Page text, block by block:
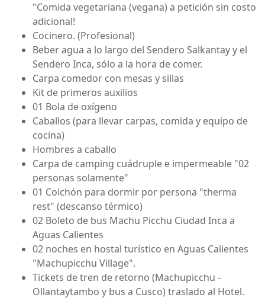
"Comida vegetariana (vegana) a petición sin costo
adicional!
Cocinero. (Profesional)
Beber agua a lo largo del Sendero Salkantay y el
Sendero Inca, sólo a la hora de comer.
Carpa comedor con mesas y sillas
Kit de primeros auxilios
01 Bola de oxígeno
Caballos (para llevar carpas, comida y equipo de
cocina)
Hombres a caballo
Carpa de camping cuádruple e impermeable "02
personas solamente"
01 Colchón para dormir por persona "therma
rest" (descanso térmico)
02 Boleto de bus Machu Picchu Ciudad Inca a
Aguas Calientes
02 noches en hostal turístico en Aguas Calientes
"Machupicchu Village".
Tickets de tren de retorno (Machupicchu -
Ollantaytambo y bus a Cusco) traslado al Hotel.